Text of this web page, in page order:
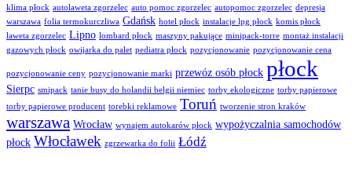
klima płock autolaweta zgorzelec auto pomoc zgorzelec autopomoc zgorzelec depresja
warszawa folia termokurczliwa Gdańsk hotel płock instalacje lpg płock komis płock
laweta zgorzelec Lipno lombard płock maszyny pakujące minipack-torre montaż instalacji
gazowych płock owijarka do palet pediatra płock pozycjonowanie pozycjonowanie cena
pozycjonowanie ceny pozycjonowanie marki przewóz osób płock płock
Sierpc smipack tanie busy do holandii belgii niemiec torby ekologiczne torby papierowe
torby papierowe producent torebki reklamowe Toruń tworzenie stron kraków
warszawa Wrocław wynajem autokarów płock wypożyczalnia samochodów
płock Włocławek zgrzewarka do folii Łódź